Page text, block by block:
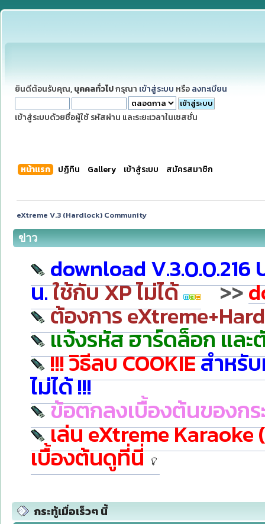
ยินดีต้อนรับคุณ, บุคคลทั่วไปกรุณา เข้าสู่ระบบ หรือ ลงทะเบียน
เข้าสู่ระบบด้วยชื่อผู้ใช้ รหัสผ่าน และระยะเวลาในเซสชั่น
หน้าแรก ปฏิทิน Gallery เข้าสู่ระบบ สมัครสมาชิก
eXtreme V.3 (Hardlock) Community
ข่าว
download V.3.0.0.216
น.ใช้กับ XP ไม่ได้ >>
ต้องการ
แจ้งรหัส ฮาร์ดล็อก แล
!!! วิธีลบ COOKIEสำหรั
ไม่ได้ !!!
ข้อตกลงเบื้องต้นของก
เล่น eXtreme
เบื้องต้นดูที่นี่
กระทู้เมื่อเร็วๆ นี้